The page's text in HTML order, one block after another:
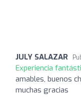
JULY SALAZAR
Experiencia
amables, buenos
muchas gracias